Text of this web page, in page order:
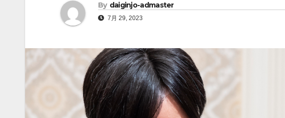
By daiginjo-admaster
7月 29, 2023